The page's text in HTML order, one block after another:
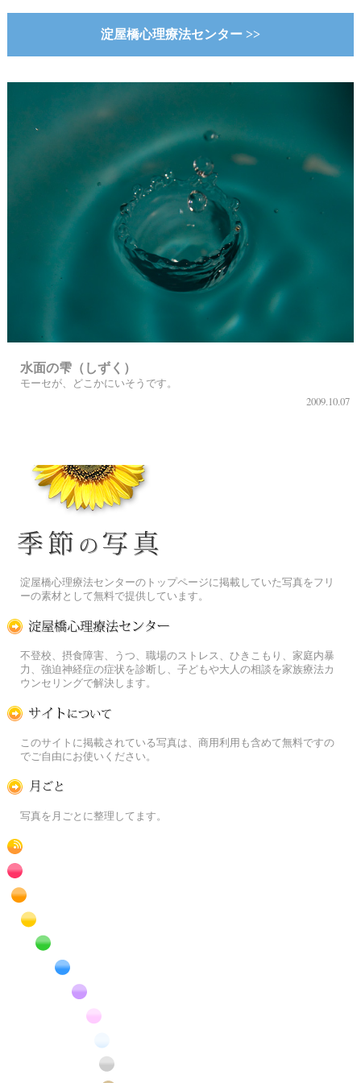
淀屋橋心理療法センター >>
水面の雫（しずく）
モーセが、どこかにいそうです。
2009.10.07
淀屋橋心理療法センターのトップページに掲載していた写真をフリ
ーの素材として無料で提供しています。
不登校、摂食障害、うつ、職場のストレス、ひきこもり、家庭内暴
力、強迫神経症の症状を診断し、子どもや大人の相談を家族療法カ
ウンセリングで解決します。
このサイトに掲載されている写真は、商用利用も含めて無料ですの
でご自由にお使いください。
写真を月ごとに整理してます。
RSS
赤色の花のフリー写真素材
橙色の花のフリー写真素材
黄色の花のフリー写真素材
緑色の花のフリー写真素材
青色の花のフリー写真素材
紫色の花のフリー写真素材
白色の花のフリー写真素材
昆虫のフリー写真素材